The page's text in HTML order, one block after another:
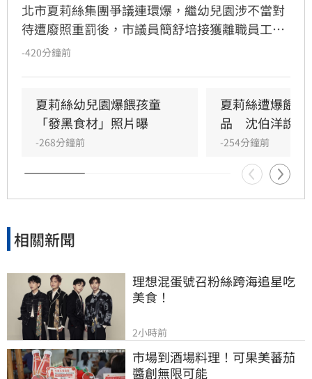
北市夏莉絲集團爭議連環爆，繼幼兒園涉不當對
待遭廢照重罰後，市議員簡舒培接獲離職員工爆
料，指控旗下托嬰中心提供幼童食用過期或腐爛
應指出，接獲通報後已立即派員前往現場稽查，
雖抵達時已過用餐時間未發現異狀，但強調過去
半年已執行四次稽查皆無異常。市府重申，未來
將持續維持無預警稽查機制，若發現食安違規將
立即通報衛生局嚴辦，全力守護托嬰孩童健康安
全。
-420分鐘前
夏莉絲幼兒園爆餵孩童
「發黑食材」照片曝
-268分鐘前
夏莉絲遭爆餵
品　沈伯洋說話
-254分鐘前
相關新聞
理想混蛋號召粉絲跨海追星吃
美食！
2小時前
市場到酒場料理！可果美蕃茄
醬創無限可能